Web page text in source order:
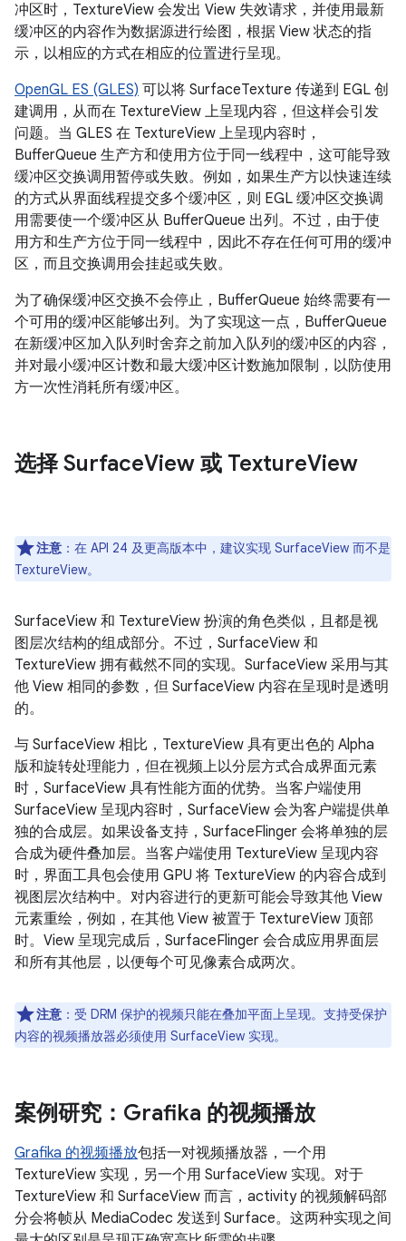
冲区时，TextureView 会发出 View 失效请求，并使用最新
缓冲区的内容作为数据源进行绘图，根据 View 状态的指
示，以相应的方式在相应的位置进行呈现。
OpenGL ES (GLES) 可以将 SurfaceTexture 传递到 EGL 创
建调用，从而在 TextureView 上呈现内容，但这样会引发
问题。 当 GLES 在 TextureView 上呈现内容时，
BufferQueue 生产方和使用方位于同一线程中，这可能导致
缓冲区交换调用暂停或失败。例如，如果生产方以快速连续
的方式从界面线程提交多个缓冲区，则 EGL 缓冲区交换调
用需要使一个缓冲区从 BufferQueue 出列。不过，由于使
用方和生产方位于同一线程中，因此不存在任何可用的缓冲
区，而且交换调用会挂起或失败。
为了确保缓冲区交换不会停止，BufferQueue 始终需要有一
个可用的缓冲区能够出列。为了实现这一点，BufferQueue
在新缓冲区加入队列时舍弃之前加入队列的缓冲区的内容，
并对最小缓冲区计数和最大缓冲区计数施加限制，以防使用
方一次性消耗所有缓冲区。
选择 SurfaceView 或 TextureView
注意 ：在 API 24 及更高版本中，建议实现 SurfaceView 而不是
TextureView。
SurfaceView 和 TextureView 扮演的角色类似，且都是视
图层次结构的组成部分。不过，SurfaceView 和
TextureView 拥有截然不同的实现。SurfaceView 采用与其
他 View 相同的参数，但 SurfaceView 内容在呈现时是透明
的。
与 SurfaceView 相比，TextureView 具有更出色的 Alpha
版和旋转处理能力，但在视频上以分层方式合成界面元素
时，SurfaceView 具有性能方面的优势。当客户端使用
SurfaceView 呈现内容时，SurfaceView 会为客户端提供单
独的合成层。如果设备支持，SurfaceFlinger 会将单独的层
合成为硬件叠加层。当客户端使用 TextureView 呈现内容
时，界面工具包会使用 GPU 将 TextureView 的内容合成到
视图层次结构中。对内容进行的更新可能会导致其他 View
元素重绘，例如，在其他 View 被置于 TextureView 顶部
时。View 呈现完成后，SurfaceFlinger 会合成应用界面层
和所有其他层，以便每个可见像素合成两次。
注意 ：受 DRM 保护的视频只能在叠加平面上呈现。支持受保护
内容的视频播放器必须使用 SurfaceView 实现。
案例研究：Grafika 的视频播放
Grafika 的视频播放包括一对视频播放器，一个用
TextureView 实现，另一个用 SurfaceView 实现。对于
TextureView 和 SurfaceView 而言，activity 的视频解码部
分会将帧从 MediaCodec 发送到 Surface。这两种实现之间